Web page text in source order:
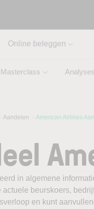
Online beleggen
Analyses
Aandelen American Airlines
in algemene
actuele beurskoers,
en kunt